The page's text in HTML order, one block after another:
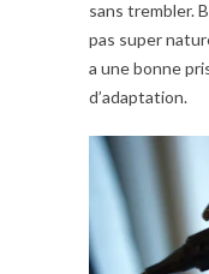
sans trembler.
pas super
a une bonne
d’adaptation.